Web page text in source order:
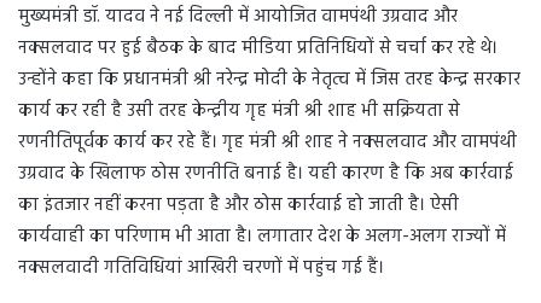
मुख्यमंत्री डॉ. यादव ने नई दिल्ली में आयोजित वामपंथी उग्रवाद और
नक्सलवाद पर हुई बैठक के बाद मीडिया प्रतिनिधियों से चर्चा कर रहे थे।
उन्होंने कहा कि प्रधानमंत्री श्री नरेन्द्र मोदी के नेतृत्व में जिस तरह केन्द्र सरकार
कार्य कर रही है उसी तरह केन्द्रीय गृह मंत्री श्री शाह भी सक्रियता से
रणनीतिपूर्वक कार्य कर रहे हैं। गृह मंत्री श्री शाह ने नक्सलवाद और वामपंथी
उग्रवाद के खिलाफ ठोस रणनीति बनाई है। यही कारण है कि अब कार्रवाई
का इंतजार नहीं करना पड़ता है और ठोस कार्रवाई हो जाती है। ऐसी
कार्यवाही का परिणाम भी आता है। लगातार देश के अलग-अलग राज्यों में
नक्सलवादी गतिविधियां आखिरी चरणों में पहुंच गई हैं।